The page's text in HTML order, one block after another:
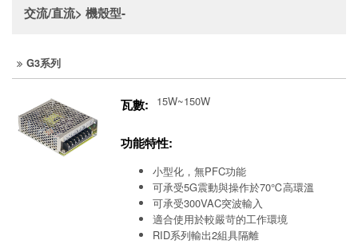
交流/直流> 機殼型-
G3系列
瓦數: 15W~150W
功能特性:
小型化，無PFC功能
可承受5G震動與操作於70℃高環溫
可承受300VAC突波輸入
適合使用於較嚴苛的工作環境
RID系列輸出2組具隔離